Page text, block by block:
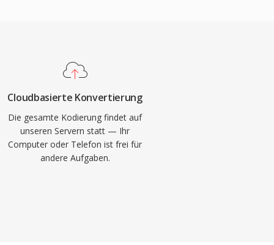
Cloudbasierte Konvertierung
Die gesamte Kodierung findet auf
unseren Servern statt — Ihr
Computer oder Telefon ist frei für
andere Aufgaben.